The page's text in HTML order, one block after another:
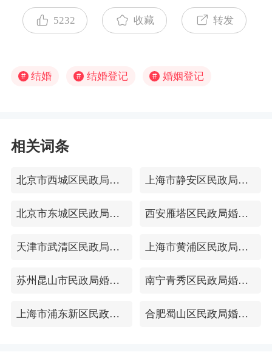
5232 收藏 转发
# 结婚 # 结婚登记 # 婚姻登记
相关词条
北京市西城区民政局婚姻登记处 上海市静安区民政局婚姻登记处
北京市东城区民政局婚姻登记处 西安雁塔区民政局婚姻登记处
天津市武清区民政局婚姻登记处 上海市黄浦区民政局婚姻登记处
苏州昆山市民政局婚姻登记处 南宁青秀区民政局婚姻登记处
上海市浦东新区民政局婚姻登记处 合肥蜀山区民政局婚姻登记处